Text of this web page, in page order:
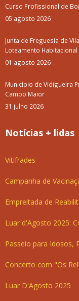
Curso Profissional de
05 agosto 2026
Junta de Freguesia de
Loteamento Habitacional
01 agosto 2026
Município de Vidigueira
Campo Maior
31 julho 2026
Notícias + lidas
Vitifrades
Campanha de
Empreitada de
Luar d'Agosto 2025:
Passeio para Idosos,
Concerto com "Os
Luar D'Agosto 2025